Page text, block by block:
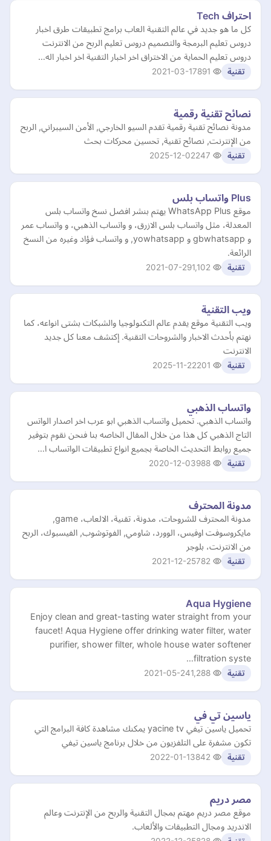
احتراف Tech
كل ما هو جديد في عالم التقنية العاب برامج تطبيقات طرق اخبار
دروس تعليم البرمجة والتصميم دروس تعليم الربح من الانترنت
دروس تعليم الحماية من الاختراق اخر اخبار التقنية اخر اخبار اله…
تقنية 2021-03-17
نصائح تقنية رقمية
مدونة نصائح تقنية رقمية تقدم السيو الخارجي, الأمن السيبراني, الربح
من الإنترنت, نصائح تقنية, تحسين محركات بحث
تقنية 2025-12-02
Plus واتساب بلس
موقع WhatsApp Plus يهتم بنشر افضل نسخ واتساب بلس
المعدلة، مثل واتساب بلس الازرق، و واتساب الذهبي، و واتساب عمر
و gbwhatsapp و yowhatsapp, و واتساب فؤاد وغيره من النسخ
الرائعة.
تقنية 2021-07-29
ويب التقنية
ويب التقنية موقع يقدم عالم التكنولوجيا والشبكات بشتى انواعه، كما
نهتم بأحدث الاخبار والشروحات التقنية. إكتشف معنا كل جديد
الانترنت
تقنية 2025-11-22
واتساب الذهبي
واتساب الذهبي. تحميل واتساب الذهبي ابو عرب اخر اصدار الواتس
التاج الذهبي كل هذا من خلال المقال الخاصه بنا فنحن نقوم بتوفير
جميع روابط التحديث الخاصة بجميع انواع تطبيقات الواتساب ا…
تقنية 2020-12-03
مدونة المحترف
مدونة المحترف للشروحات، مدونة، تقنية، الالعاب، game,
مايكروسوفت اوفيس، الوورد، شاومي, الفوتوشوب, الفيسبوك، الربح
من الانترنت، بلوجر
تقنية 2021-12-25
Aqua Hygiene
Enjoy clean and great-tasting water straight from your
faucet! Aqua Hygiene offer drinking water filter, water
purifier, shower filter, whole house water softener
filtration syste…
تقنية 2021-05-24
ياسين تي في
تحميل ياسين تيفي yacine tv يمكنك مشاهدة كافة البرامج التي
تكون مشفرة على التلفزيون من خلال برنامج ياسين تيفي
تقنية 2022-01-13
مصر دريم
موقع مصر دريم مهتم بمجال التقنية والربح من الإنترنت وعالم
الاندريد ومجال التطبيقات والألعاب.